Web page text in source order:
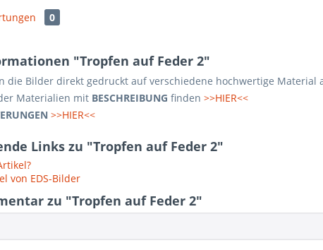
0
"Tropfen auf Feder 2"
die Bilder direkt gedruckt auf verschiedene hochwertige Material
Materialien mit BESCHREIBUNG finden >>HIER<<
>>HIER<<
Links zu "Tropfen auf Feder 2"
von EDS-Bilder
zu "Tropfen auf Feder 2"